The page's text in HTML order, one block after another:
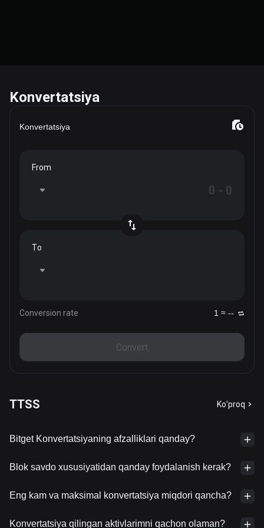
Konvertatsiya
Konvertatsiya
From
To
Conversion rate 1 ≈ --
Convert
TTSS Ko'proq
Bitget Konvertatsiyaning afzalliklari qanday?
Blok savdo xususiyatidan qanday foydalanish kerak?
Eng kam va maksimal konvertatsiya miqdori qancha?
Konvertatsiya qilingan aktivlarimni qachon olaman?